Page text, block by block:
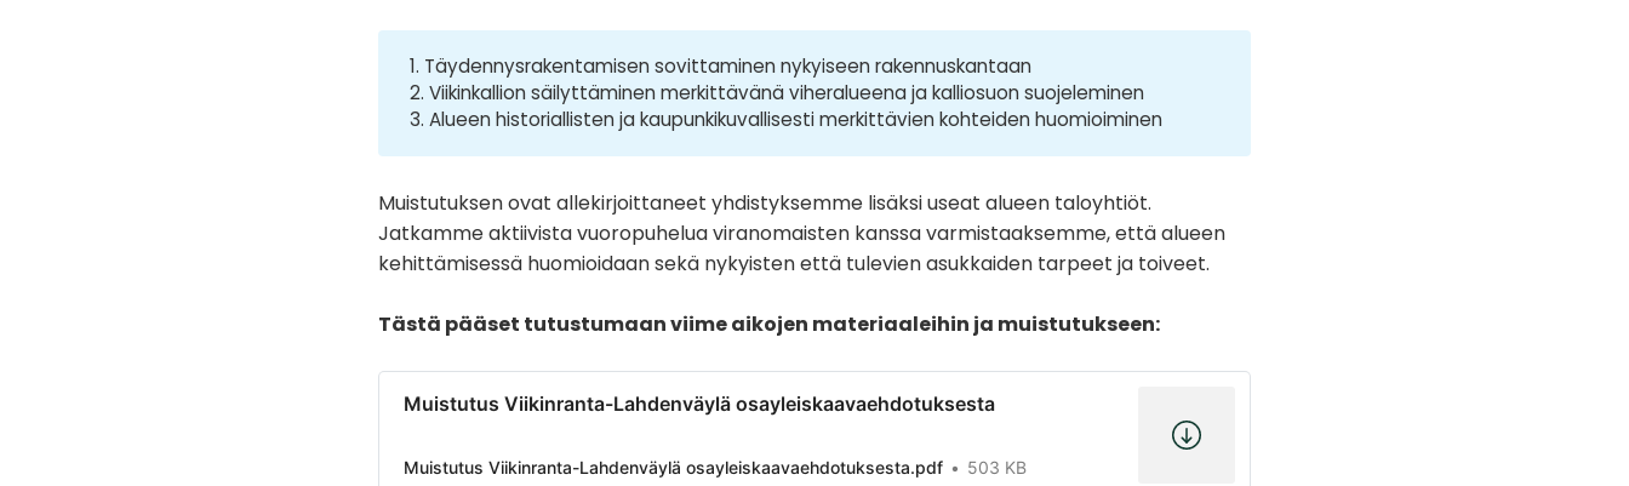
1. Täydennysrakentamisen sovittaminen nykyiseen rakennuskantaan
2. Viikinkallion säilyttäminen merkittävänä viheralueena ja kalliosuon suojeleminen
3. Alueen historiallisten ja kaupunkikuvallisesti merkittävien kohteiden huomioiminen
Muistutuksen ovat allekirjoittaneet yhdistyksemme lisäksi useat alueen taloyhtiöt.
Jatkamme aktiivista vuoropuhelua viranomaisten kanssa varmistaaksemme, että alueen
kehittämisessä huomioidaan sekä nykyisten että tulevien asukkaiden tarpeet ja toiveet.
Tästä pääset tutustumaan viime aikojen materiaaleihin ja muistutukseen:
Muistutus Viikinranta-Lahdenväylä osayleiskaavaehdotuksesta
Muistutus Viikinranta-Lahdenväylä osayleiskaavaehdotuksesta.pdf 503 KB